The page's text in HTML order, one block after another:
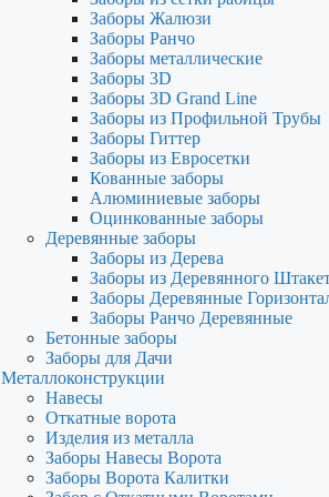
Заборы Жалюзи
Заборы Ранчо
Заборы металлические
Заборы 3D
Заборы 3D Grand Line
Заборы из Профильной Трубы
Заборы Гиттер
Заборы из Евросетки
Кованные заборы
Алюминиевые заборы
Оцинкованные заборы
Деревянные заборы
Заборы из Дерева
Заборы из Деревянного
Заборы Деревянные
Заборы Ранчо Деревянные
Бетонные заборы
Заборы для Дачи
Металлоконструкции
Навесы
Откатные ворота
Изделия из металла
Заборы Навесы Ворота
Заборы Ворота Калитки